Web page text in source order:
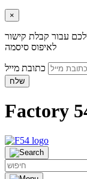
×
עבור קבלת קישור
לאיפוס סיסמה
שלח
Factory